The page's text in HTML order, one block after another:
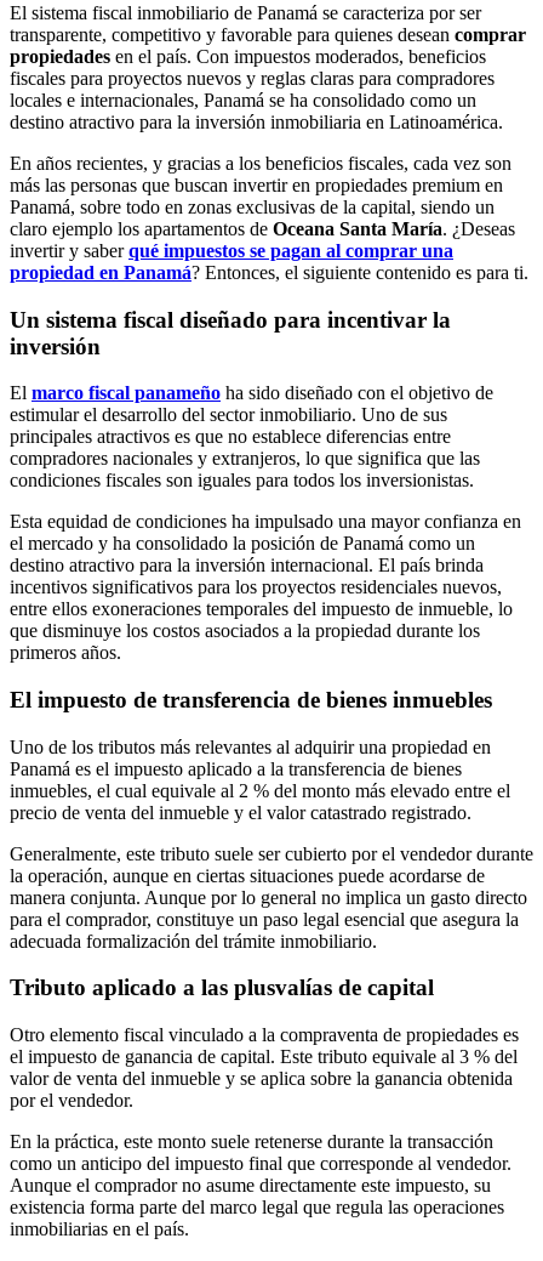
El sistema fiscal inmobiliario de Panamá se caracteriza por ser
transparente, competitivo y favorable para quienes desean comprar
propiedades en el país. Con impuestos moderados, beneficios
fiscales para proyectos nuevos y reglas claras para compradores
locales e internacionales, Panamá se ha consolidado como un
destino atractivo para la inversión inmobiliaria en Latinoamérica.
En años recientes, y gracias a los beneficios fiscales, cada vez son
más las personas que buscan invertir en propiedades premium en
Panamá, sobre todo en zonas exclusivas de la capital, siendo un
claro ejemplo los apartamentos de Oceana Santa María. ¿Deseas
invertir y saberqué impuestos se pagan al comprar una
propiedad en Panamá? Entonces, el siguiente contenido es para ti.
Un sistema fiscal diseñado para incentivar la
inversión
El marco fiscal panameño ha sido diseñado con el objetivo de
estimular el desarrollo del sector inmobiliario. Uno de sus
principales atractivos es que no establece diferencias entre
compradores nacionales y extranjeros, lo que significa que las
condiciones fiscales son iguales para todos los inversionistas.
Esta equidad de condiciones ha impulsado una mayor confianza en
el mercado y ha consolidado la posición de Panamá como un
destino atractivo para la inversión internacional. El país brinda
incentivos significativos para los proyectos residenciales nuevos,
entre ellos exoneraciones temporales del impuesto de inmueble, lo
que disminuye los costos asociados a la propiedad durante los
primeros años.
El impuesto de transferencia de bienes inmuebles
Uno de los tributos más relevantes al adquirir una propiedad en
Panamá es el impuesto aplicado a la transferencia de bienes
inmuebles, el cual equivale al 2 % del monto más elevado entre el
precio de venta del inmueble y el valor catastrado registrado.
Generalmente, este tributo suele ser cubierto por el vendedor durante
la operación, aunque en ciertas situaciones puede acordarse de
manera conjunta. Aunque por lo general no implica un gasto directo
para el comprador, constituye un paso legal esencial que asegura la
adecuada formalización del trámite inmobiliario.
Tributo aplicado a las plusvalías de capital
Otro elemento fiscal vinculado a la compraventa de propiedades es
el impuesto de ganancia de capital. Este tributo equivale al 3 % del
valor de venta del inmueble y se aplica sobre la ganancia obtenida
por el vendedor.
En la práctica, este monto suele retenerse durante la transacción
como un anticipo del impuesto final que corresponde al vendedor.
Aunque el comprador no asume directamente este impuesto, su
existencia forma parte del marco legal que regula las operaciones
inmobiliarias en el país.